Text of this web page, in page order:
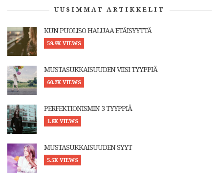
UUSIMMAT ARTIKKELIT
KUN PUOLISO HALUAA ETÄISYYTTÄ
59.9K VIEWS
MUSTASUKKAISUUDEN VIISI TYYPPIÄ
60.2K VIEWS
PERFEKTIONISMIN 3 TYYPPIÄ
1.8K VIEWS
MUSTASUKKAISUUDEN SYYT
5.5K VIEWS